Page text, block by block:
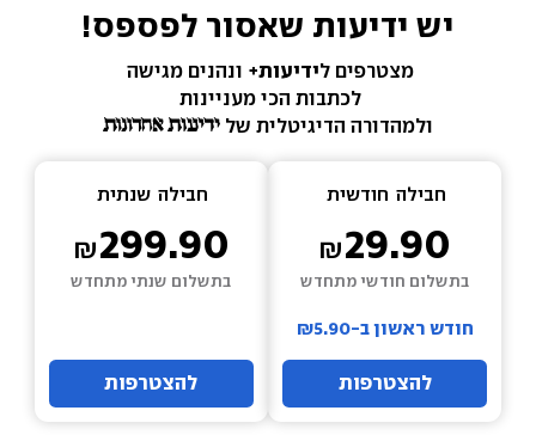
יש ידיעות שאסור לפספס!
מצטרפים לידיעות+ ונהנים מגישה
לכתבות הכי מעניינות
ולמהדורה הדיגיטלית של
חבילה חודשית
29.90
בתשלום חודשי מתחדש
חודש ראשון ב-₪5.90
להצטרפות
חבילה שנתית
299.90
בתשלום שנתי מתחדש
להצטרפות